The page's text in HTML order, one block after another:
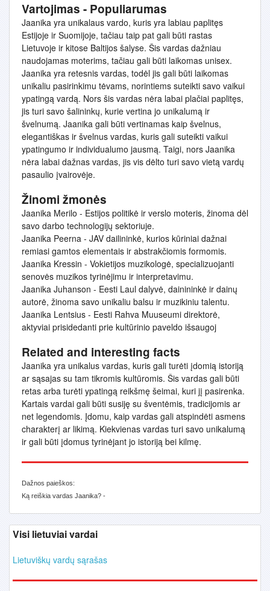
Vartojimas - Populiarumas
Jaanika yra unikalaus vardo, kuris yra labiau paplitęs
Estijoje ir Suomijoje, tačiau taip pat gali būti rastas
Lietuvoje ir kitose Baltijos šalyse. Šis vardas dažniau
naudojamas moterims, tačiau gali būti laikomas unisex.
Jaanika yra retesnis vardas, todėl jis gali būti laikomas
unikaliu pasirinkimu tėvams, norintiems suteikti savo vaikui
ypatingą vardą. Nors šis vardas nėra labai plačiai paplitęs,
jis turi savo šalininkų, kurie vertina jo unikalumą ir
švelnumą. Jaanika gali būti vertinamas kaip švelnus,
elegantiškas ir švelnus vardas, kuris gali suteikti vaikui
ypatingumo ir individualumo jausmą. Taigi, nors Jaanika
nėra labai dažnas vardas, jis vis dėlto turi savo vietą vardų
pasaulio įvairovėje.
Žinomi žmonės
Jaanika Merilo - Estijos politikė ir verslo moteris, žinoma dėl
savo darbo technologijų sektoriuje.
Jaanika Peerna - JAV dailininkė, kurios kūriniai dažnai
remiasi gamtos elementais ir abstrakčiomis formomis.
Jaanika Kressin - Vokietijos muzikologė, specializuojanti
senovės muzikos tyrinėjimu ir interpretavimu.
Jaanika Juhanson - Eesti Laul dalyvė, dainininkė ir dainų
autorė, žinoma savo unikaliu balsu ir muzikiniu talentu.
Jaanika Lentsius - Eesti Rahva Muuseumi direktorė,
aktyviai prisidedanti prie kultūrinio paveldo išsaugoj
Related and interesting facts
Jaanika yra unikalus vardas, kuris gali turėti įdomią istoriją
ar sąsajas su tam tikromis kultūromis. Šis vardas gali būti
retas arba turėti ypatingą reikšmę šeimai, kuri jį pasirenka.
Kartais vardai gali būti susiję su šventėmis, tradicijomis ar
net legendomis. Įdomu, kaip vardas gali atspindėti asmens
charakterį ar likimą. Kiekvienas vardas turi savo unikalumą
ir gali būti įdomus tyrinėjant jo istoriją bei kilmę.
Dažnos paieškos:
Ką reiškia vardas Jaanika? -
Visi lietuviai vardai
Lietuviškų vardų sąrašas